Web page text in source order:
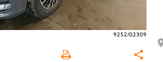
9252/02309